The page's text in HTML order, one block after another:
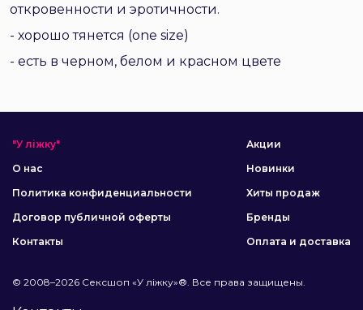
откровенности и эротичности.
- хорошо тянется (one size)
- есть в черном, белом и красном цвете
"У ліжку"
О нас
Политика конфиденциальности
Договор публичной оферты
Контакты
Акции
Новинки
Хиты продаж
Бренды
Оплата и доставка
© 2008–2026 Сексшоп «У ліжку»®. Все права защищены.